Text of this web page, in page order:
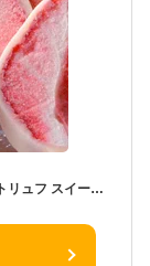
恋する いちご 10個入 | チョコレート 苺 お菓子 苺トリュフ スイーツ イチゴ チョコ 配る 個包装 子供 お中元 御中元 夏ギフト 2026 父の日 義理チョコ プレゼント ギフト 結婚 退職 イベント 景品 会社 職場 大量 法人 食べ物 お返し お土産 お取り寄せ あす楽